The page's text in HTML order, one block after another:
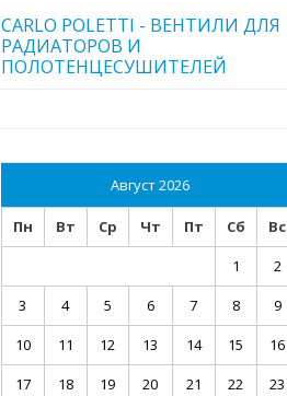
CARLO POLETTI - ВЕНТИЛИ ДЛЯ
РАДИАТОРОВ И
ПОЛОТЕНЦЕСУШИТЕЛЕЙ
Август 2026
Пн Вт Ср Чт Пт Сб
Вс
1
2
3
4 5 6 7 8
9
10
11 12 13 14 15
16
17
18 19 20 21 22
23